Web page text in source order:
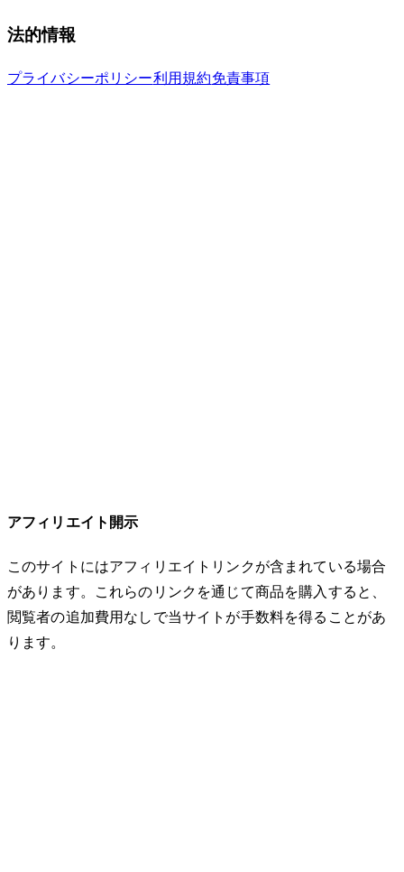
法的情報
プライバシーポリシー利用規約免責事項
アフィリエイト開示
このサイトにはアフィリエイトリンクが含まれている場合
があります。これらのリンクを通じて商品を購入すると、
閲覧者の追加費用なしで当サイトが手数料を得ることがあ
ります。